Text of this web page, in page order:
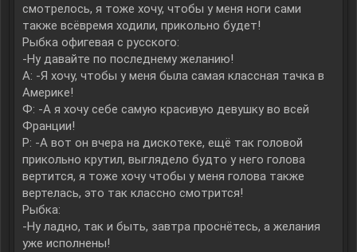
смотрелось, я тоже хочу, чтобы у меня ноги сами
также всёвремя ходили, прикольно будет!
Рыбка офигевая с русского:
-Ну давайте по последнему желанию!
А: -Я хочу, чтобы у меня была самая классная тачка в
Америке!
Ф: -А я хочу себе самую красивую девушку во всей
Франции!
Р: -А вот он вчера на дискотеке, ещё так головой
прикольно крутил, выглядело будто у него голова
вертится, я тоже хочу чтобы у меня голова также
вертелась, это так классно смотрится!
Рыбка:
-Ну ладно, так и быть, завтра проснётесь, а желания
уже исполнены!